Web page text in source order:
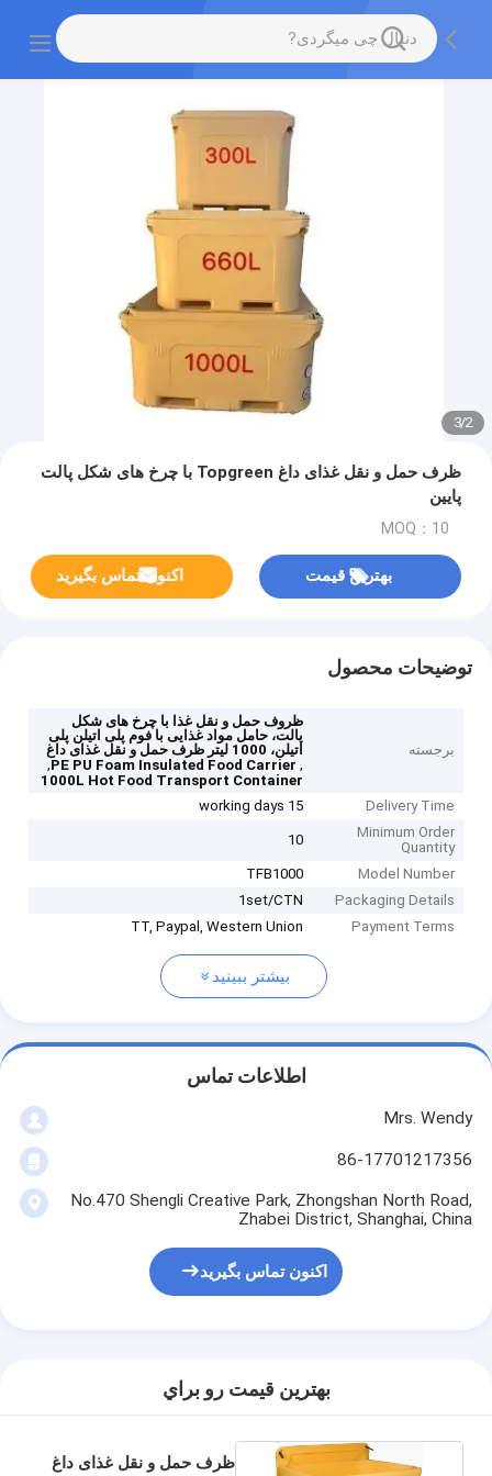
2
/
3
ظرف حمل و نقل غذای داغ Topgreen با چرخ های شکل پالت
پایین
MOQ：10
بهترین قیمت اکنون تماس بگیرید
توضیحات محصول
برجسته
ظروف حمل و نقل غذا با چرخ های شکل
پالت، حامل مواد غذایی با فوم پلی اتیلن پلی
اتیلن، 1000 لیتر ظرف حمل و نقل غذای داغ
,
PE PU Foam Insulated Food Carrier
,
1000L Hot Food Transport Container
Delivery Time
15 working days
Minimum Order
Quantity
10
Model Number
TFB1000
Packaging Details
1set/CTN
Payment Terms
TT, Paypal, Western Union
بیشتر ببینید
اطلاعات تماس
Mrs. Wendy
86-17701217356
No.470 Shengli Creative Park, Zhongshan North Road,
Zhabei District, Shanghai, China
اکنون تماس بگیرید
بهترين قيمت رو براي
ظرف حمل و نقل غذای داغ